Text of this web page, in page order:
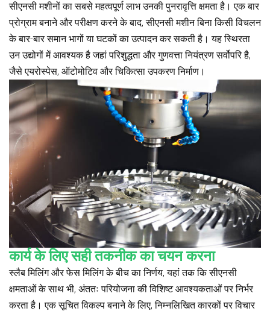
सीएनसी मशीनों का सबसे महत्वपूर्ण लाभ उनकी पुनरावृत्ति क्षमता है। एक बार
प्रोग्राम बनाने और परीक्षण करने के बाद, सीएनसी मशीन बिना किसी विचलन
के बार-बार समान भागों या घटकों का उत्पादन कर सकती है। यह स्थिरता
उन उद्योगों में आवश्यक है जहां परिशुद्धता और गुणवत्ता नियंत्रण सर्वोपरि है,
जैसे एयरोस्पेस, ऑटोमोटिव और चिकित्सा उपकरण निर्माण।
कार्य के लिए सही तकनीक का चयन करना
स्लैब मिलिंग और फेस मिलिंग के बीच का निर्णय, यहां तक कि सीएनसी
क्षमताओं के साथ भी, अंततः परियोजना की विशिष्ट आवश्यकताओं पर निर्भर
करता है। एक सूचित विकल्प बनाने के लिए, निम्नलिखित कारकों पर विचार